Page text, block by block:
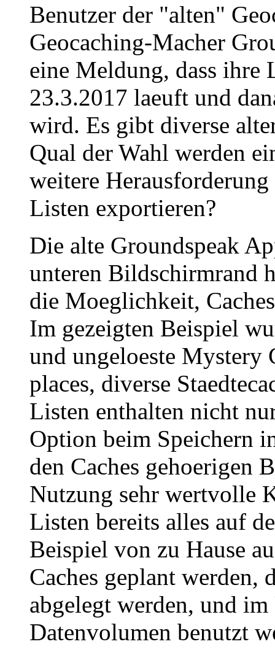
Benutzer der "alten"
Geocaching-Macher
eine Meldung, dass ihre
23.3.2017 laeuft und
wird. Es gibt diverse
Qual der Wahl werden
weitere
Listen exportieren?
Die alte Groundspeak
unteren Bildschirmrand
die Moeglichkeit,
Im gezeigten Beispiel
und ungeloeste Mystery
places, diverse
Listen enthalten nicht
Option beim Speichern
den Caches gehoerigen
Nutzung sehr wertvolle
Listen bereits alles auf
Beispiel von zu Hause
Caches geplant
abgelegt werden, und
Datenvolumen benutzt